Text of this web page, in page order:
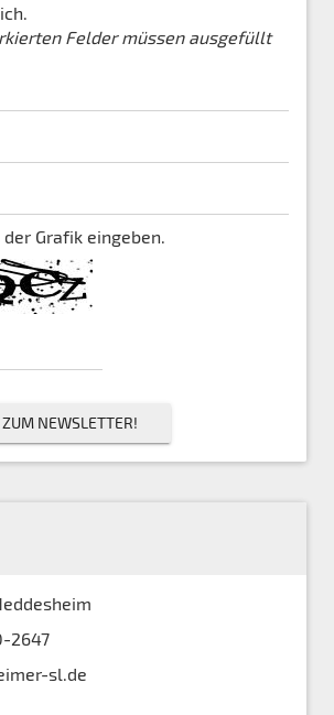
Felder müssen ausgefüllt
Grafik eingeben.
2647
sl.de